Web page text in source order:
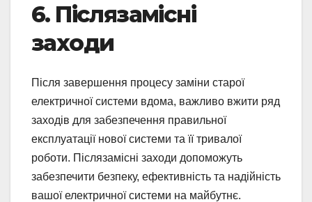
6. Післязамісні
заходи
Після завершення процесу заміни старої
електричної системи вдома, важливо вжити ряд
заходів для забезпечення правильної
експлуатації нової системи та її тривалої
роботи. Післязамісні заходи допоможуть
забезпечити безпеку, ефективність та надійність
вашої електричної системи на майбутнє.